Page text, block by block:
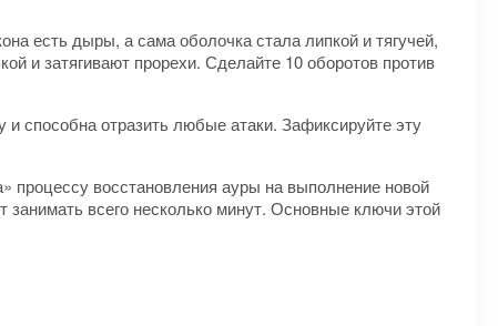
есть дыры, а сама оболочка стала липкой и тягучей,
и затягивают прорехи. Сделайте 10 оборотов против
способна отразить любые атаки. Зафиксируйте эту
процессу восстановления ауры на выполнение новой
занимать всего несколько минут. Основные ключи этой